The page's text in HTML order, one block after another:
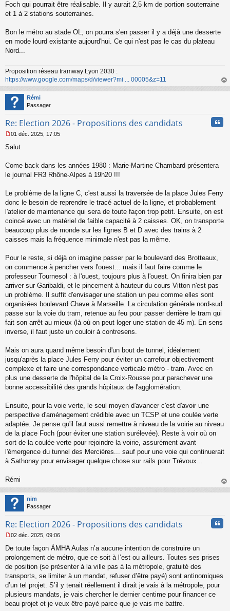
u
Foch qui pourrait être réalisable. Il y aurait 2,5 km de portion souterraine
et 1 à 2 stations souterraines.
Bon le métro au stade OL, on pourra s'en passer il y a déjà une desserte
en mode lourd existante aujourd'hui. Ce qui n'est pas le cas du plateau
Nord...
Proposition réseau tramway Lyon 2030 :
https://www.google.com/maps/d/viewer?mi ... 00005&z=11
au
Rémi
Passager
Re: Election 2026 - Propositions des candidats
e
g
n
o
n
u
01 déc. 2025, 17:05
Salut
Come back dans les années 1980 : Marie-Martine Chambard présentera
le journal FR3 Rhône-Alpes à 19h20 !!!
Le problème de la ligne C, c'est aussi la traversée de la place Jules Ferry
donc le besoin de reprendre le tracé actuel de la ligne, et probablement
l'atelier de maintenance qui sera de toute façon trop petit. Ensuite, on est
coincé avec un matériel de faible capacité à 2 caisses. OK, on transporte
beaucoup plus de monde sur les lignes B et D avec des trains à 2
caisses mais la fréquence minimale n'est pas la même.
Pour le reste, si déjà on imagine passer par le boulevard des Brotteaux,
on commence à pencher vers l'ouest... mais il faut faire comme le
professeur Tournesol : à l'ouest, toujours plus à l'ouest. On finira bien par
arriver sur Garibaldi, et le pincement à hauteur du cours Vitton n'est pas
un problème. Il suffit d'envisager une station un peu comme elles sont
organisées boulevard Chave à Marseille. La circulation générale nord-sud
passe sur la voie du tram, retenue au feu pour passer derrière le tram qui
fait son arrêt au mieux (là où on peut loger une station de 45 m). En sens
inverse, il faut juste un couloir à contresens.
Mais on aura quand même besoin d'un bout de tunnel, idéalement
jusqu'après la place Jules Ferry pour éviter un carrefour objectivement
complexe et faire une correspondance verticale métro - tram. Avec en
plus une desserte de l'hôpital de la Croix-Rousse pour parachever une
bonne accessibilité des grands hôpitaux de l'agglomération.
Ensuite, pour la voie verte, le seul moyen d'avancer c'est d'avoir une
perspective d'aménagement crédible avec un TCSP et une coulée verte
adaptée. Je pense qu'il faut aussi remettre à niveau de la voirie au niveau
de la place Foch (pour éviter une station surélevée). Reste à voir où on
sort de la coulée verte pour rejoindre la voirie, assurément avant
l'émergence du tunnel des Mercières... sauf pour une voie qui continuerait
à Sathonay pour envisager quelque chose sur rails pour Trévoux...
Rémi
au
nim
Passager
Re: Election 2026 - Propositions des candidats
e
s
s
g
e
n
o
02 déc. 2025, 09:06
De toute façon ÀMHA Aulas n’a aucune intention de construire un
prolongement de métro, que ce soit à l’est ou ailleurs. Toutes ses prises
de position (se présenter à la ville pas à la métropole, gratuité des
transports, se limiter à un mandat, refuser d’être payé) sont antinomiques
d’un tel projet. S’il y tenait réellement il dirait je vais à la métropole, pour
plusieurs mandats, je vais chercher le dernier centime pour financer ce
beau projet et je veux être payé parce que je vais me battre.